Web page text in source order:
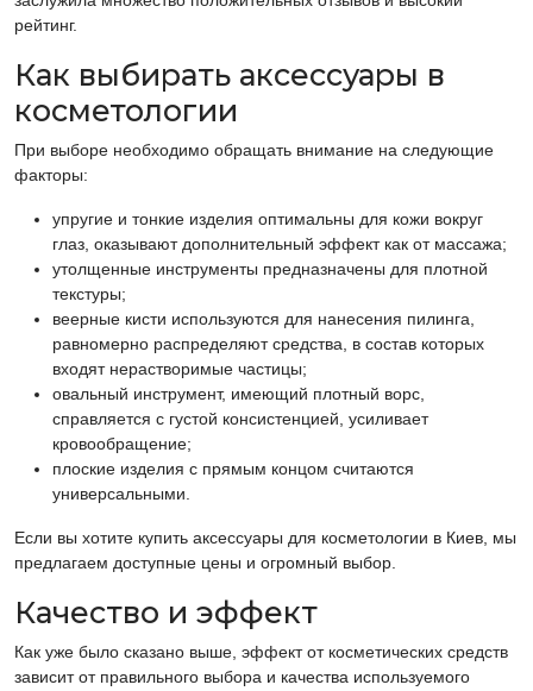
рейтинг.
Как выбирать аксессуары в
косметологии
При выборе необходимо обращать внимание на следующие
факторы:
упругие и тонкие изделия оптимальны для кожи вокруг
глаз, оказывают дополнительный эффект как от массажа;
утолщенные инструменты предназначены для плотной
текстуры;
веерные кисти используются для нанесения пилинга,
равномерно распределяют средства, в состав которых
входят нерастворимые частицы;
овальный инструмент, имеющий плотный ворс,
справляется с густой консистенцией, усиливает
кровообращение;
плоские изделия с прямым концом считаются
универсальными.
Если вы хотите купить аксессуары для косметологии в Киев, мы
предлагаем доступные цены и огромный выбор.
Качество и эффект
Как уже было сказано выше, эффект от косметических средств
зависит от правильного выбора и качества используемого